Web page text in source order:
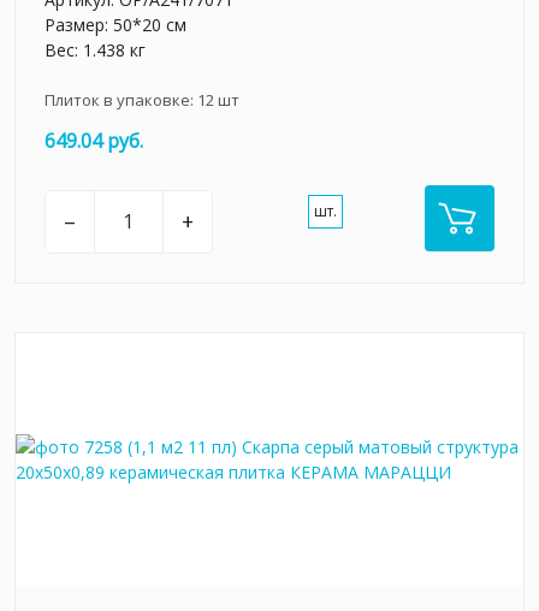
Размер: 50*20 см
Вес: 1.438 кг
Плиток в упаковке: 12шт
649.04 руб.
– + шт.